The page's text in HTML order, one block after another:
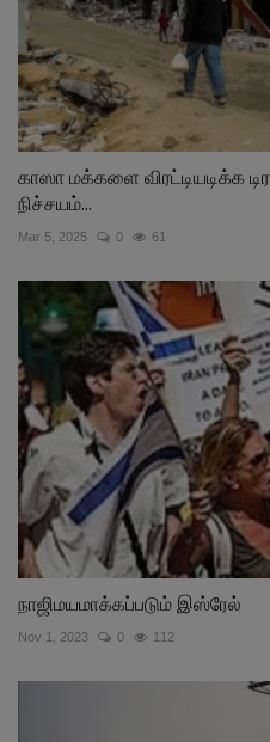
காஸா மக்களை விரட்டியடிக்க
நிச்சயம்...
Mar 5, 2025 0 61
நாஜிமயமாக்கப்படும் இஸ்ரேல்
Nov 1, 2023 0 112